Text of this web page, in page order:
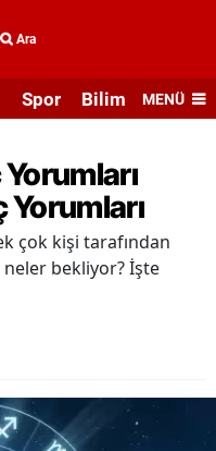
Ara
Spor Bilim veMENÜ
Yorumları
çok kişi tarafından
bekliyor? İşte